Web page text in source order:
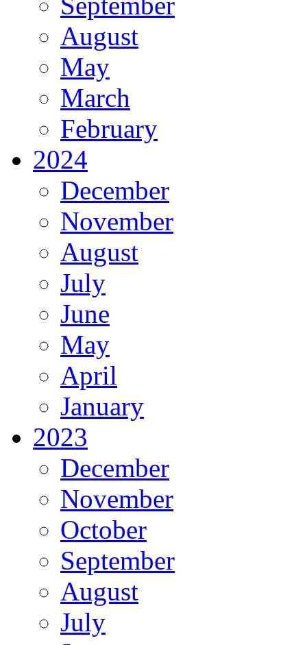
August
May
March
February
2024
December
November
August
July
June
May
April
January
2023
December
November
October
September
August
July